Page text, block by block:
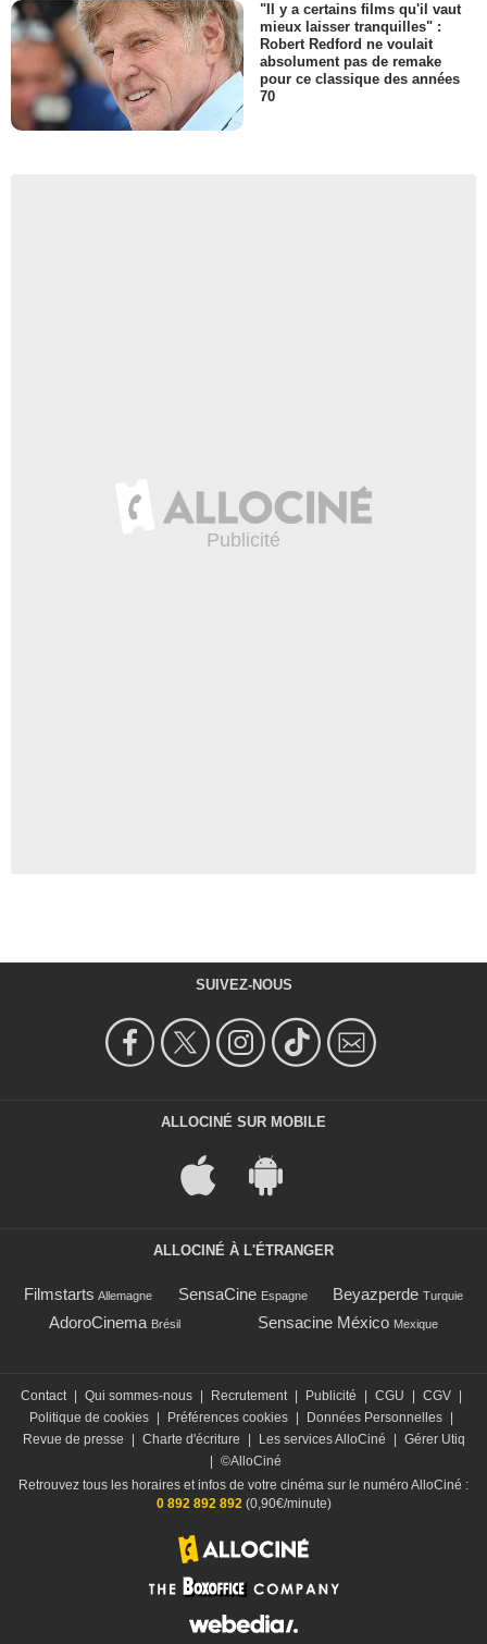
"Il y a certains films qu'il vaut
mieux laisser tranquilles" :
Robert Redford ne voulait
absolument pas de remake
pour ce classique des années
70
SUIVEZ-NOUS
ALLOCINÉ SUR MOBILE
ALLOCINÉ À L'ÉTRANGER
Filmstarts Allemagne SensaCine Espagne Beyazperde Turquie
AdoroCinema Brésil Sensacine México Mexique
Contact Qui sommes-nous Recrutement Publicité CGU CGV
Politique de cookies
Préférences cookies Données Personnelles
Revue de presse
Charte d'écriture Les services AlloCiné
Gérer Utiq
©AlloCiné
Retrouvez tous les horaires et infos de votre cinéma sur le numéro AlloCiné :
0 892 892 892(0,90€/minute)